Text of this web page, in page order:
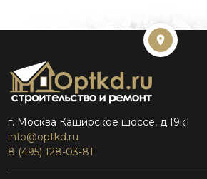
г. Москва Каширское шоссе, д.19к1
info@optkd.ru
8 (495) 128-03-81